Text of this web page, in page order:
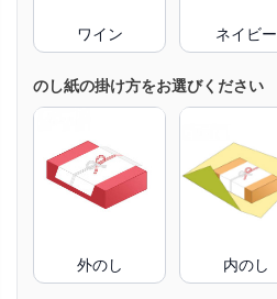
ワイン ネイビー
のし紙の掛け方をお選びください
外のし 内のし